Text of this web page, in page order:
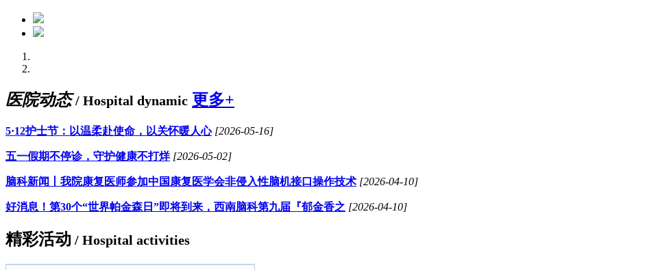
医院动态 / Hospital dynamic 更多+
5·12护士节：以温柔赴使命，以关怀暖人心 [2026-05-16]
五一假期不停诊，守护健康不打烊 [2026-05-02]
脑科新闻丨我院康复医师参加中国康复医学会非侵入性脑机接口操作技术 [2026-04-10]
好消息！第30个“世界帕金森日”即将到来，西南脑科第九届『郁金香之 [2026-04-10]
精彩活动 / Hospital activities